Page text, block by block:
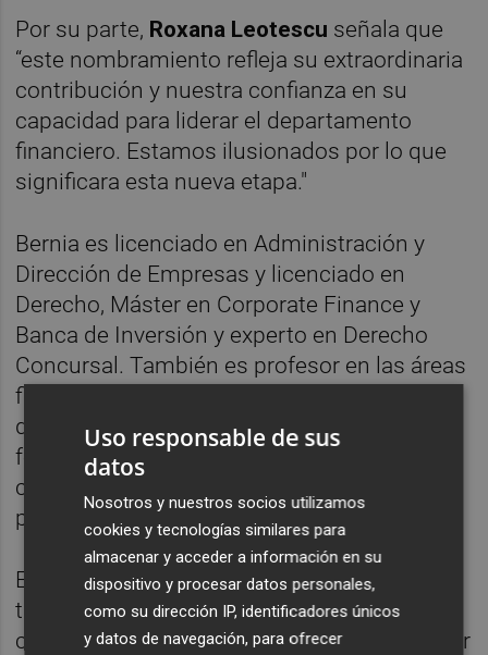
Por su parte, Roxana Leotescu señala que
“este nombramiento refleja su extraordinaria
contribución y nuestra confianza en su
capacidad para liderar el departamento
financiero. Estamos ilusionados por lo que
significara esta nueva etapa."
Bernia es licenciado en Administración y
Dirección de Empresas y licenciado en
Derecho, Máster en Corporate Finance y
Banca de Inversión y experto en Derecho
Concursal. También es profesor en las áreas
financiera, corporativa y de estrategia en
distintas escuelas de negocios y centros de
formación de postgrado, así como
colaborador habitual en diversas
publicaciones financieras.
Este nombramiento forma parte de la
trasformación de la consultora y del
compromiso de GB Consultores en fomentar
Uso responsable de sus
datos
Nosotros y nuestros socios utilizamos
cookies y tecnologías similares para
almacenar y acceder a información en su
dispositivo y procesar datos personales,
como su dirección IP, identificadores únicos
y datos de navegación, para ofrecer